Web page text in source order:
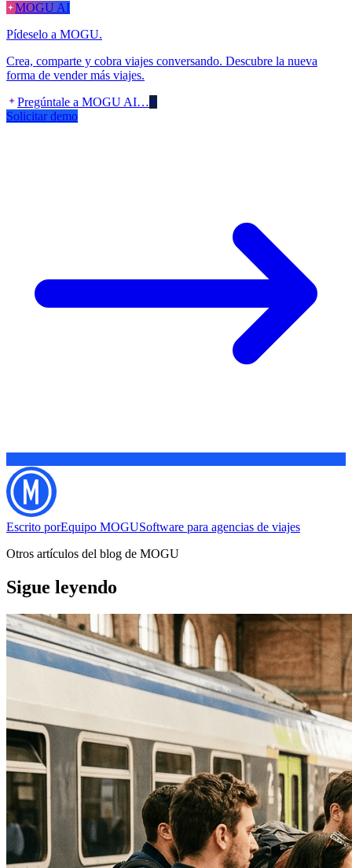
MOGU AI
Pídeselo a MOGU.
Crea, comparte y cobra viajes conversando. Descubre la nueva
forma de vender más viajes.
Pregúntale a MOGU AI…
Solicitar demo
Escrito porEquipo MOGUSoftware para agencias de viajes
Otros artículos del blog de MOGU
Sigue leyendo